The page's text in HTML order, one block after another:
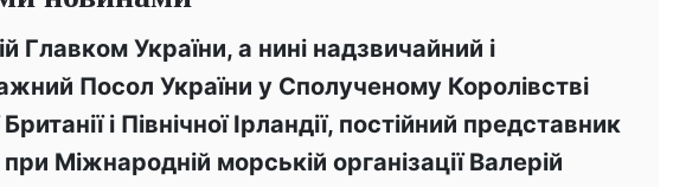
Главком України, а нині надзвичайний і
Посол України у Сполученому Королівстві
і Північної Ірландії, постійний представник
Міжнародній морській організації Валерій